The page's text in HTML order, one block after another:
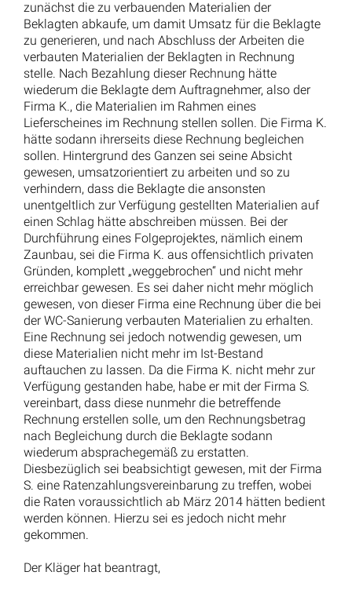
zunächst die zu verbauenden Materialien der
Beklagten abkaufe, um damit Umsatz für die Beklagte
zu generieren, und nach Abschluss der Arbeiten die
verbauten Materialien der Beklagten in Rechnung
stelle. Nach Bezahlung dieser Rechnung hätte
wiederum die Beklagte dem Auftragnehmer, also der
Firma K., die Materialien im Rahmen eines
Lieferscheines im Rechnung stellen sollen. Die Firma K.
hätte sodann ihrerseits diese Rechnung begleichen
sollen. Hintergrund des Ganzen sei seine Absicht
gewesen, umsatzorientiert zu arbeiten und so zu
verhindern, dass die Beklagte die ansonsten
unentgeltlich zur Verfügung gestellten Materialien auf
einen Schlag hätte abschreiben müssen. Bei der
Durchführung eines Folgeprojektes, nämlich einem
Zaunbau, sei die Firma K. aus offensichtlich privaten
Gründen, komplett „weggebrochen“ und nicht mehr
erreichbar gewesen. Es sei daher nicht mehr möglich
gewesen, von dieser Firma eine Rechnung über die bei
der WC-Sanierung verbauten Materialien zu erhalten.
Eine Rechnung sei jedoch notwendig gewesen, um
diese Materialien nicht mehr im Ist-Bestand
auftauchen zu lassen. Da die Firma K. nicht mehr zur
Verfügung gestanden habe, habe er mit der Firma S.
vereinbart, dass diese nunmehr die betreffende
Rechnung erstellen solle, um den Rechnungsbetrag
nach Begleichung durch die Beklagte sodann
wiederum absprachegemäß zu erstatten.
Diesbezüglich sei beabsichtigt gewesen, mit der Firma
S. eine Ratenzahlungsvereinbarung zu treffen, wobei
die Raten voraussichtlich ab März 2014 hätten bedient
werden können. Hierzu sei es jedoch nicht mehr
gekommen.
Der Kläger hat beantragt,